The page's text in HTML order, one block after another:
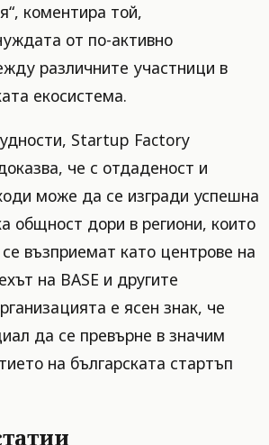
коментира той,
от по-активно
различните участници в
екосистема.
Startup Factory
че с отдаденост и
може да се изгради успешна
общност дори в региони, които
възприемат като центрове на
на BASE и другите
е ясен знак, че
да се превърне в значим
на българската стартъп